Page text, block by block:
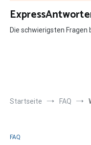
Zum
Inhalt
springen
Die schwierigsten
Startseite FAQ
FAQ